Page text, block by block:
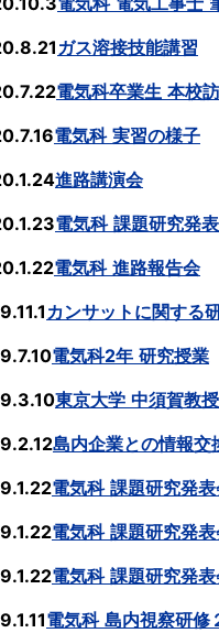
ガス溶接技能講習
電気科卒業生 本校
電気科 実習の様子
進路講演会
電気科 課題研究発
電気科 進路報告会
カンサットに関する
電気科2年 研究授業
東京大学 中須賀教授
島内企業との情報交
電気科 課題研究発
電気科 課題研究発
電気科 課題研究発
電気科 島内視察研修